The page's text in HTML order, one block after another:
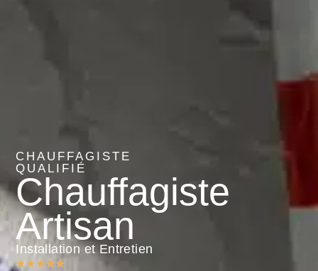
CHAUFFAGISTE
QUALIFIÉ
Chauffagiste
Artisan
Installation et Entretien
★★★★★